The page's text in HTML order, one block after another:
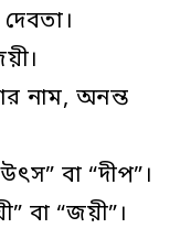
নাম, অনন্ত
বা “দীপ”।
বা “জয়ী”।